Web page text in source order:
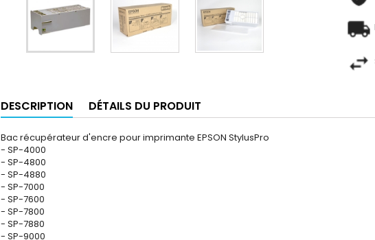
DESCRIPTION DÉTAILS DU PRODUIT
Bac récupérateur d'encre pour imprimante EPSON StylusPro
- SP-4000
- SP-4800
- SP-4880
- SP-7000
- SP-7600
- SP-7800
- SP-7880
- SP-9000